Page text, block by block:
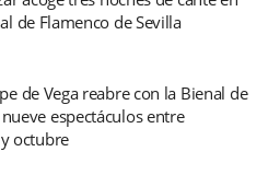
de Flamenco de Sevilla
de Vega reabre con la Bienal de
espectáculos entre
octubre